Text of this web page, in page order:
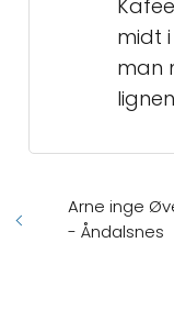
midt
man
Arne inge
- Åndalsnes